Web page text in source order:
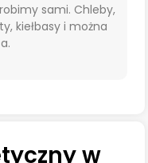
sami. Chleby,
kiełbasy i można
w